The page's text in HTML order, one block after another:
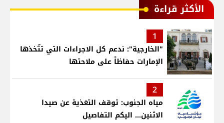
الأكثر قراءة
1
"الخارجية": ندعم كل الاجراءات التي تتّخذها
الإمارات حفاظاً على ملاحتها
2
مياه الجنوب: توقف التغذية عن صيدا
الاثنين... اليكم التفاصيل